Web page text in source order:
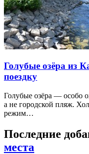
Голубые озёра из
поездку
Голубые озёра — особо
а не городской пляж.
режим…
Последние
места